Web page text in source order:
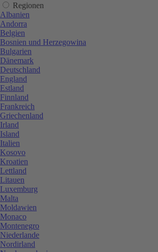
Regionen
Albanien
Andorra
Belgien
Bosnien und Herzegowina
Bulgarien
Dänemark
Deutschland
England
Estland
Finnland
Frankreich
Griechenland
Irland
Island
Italien
Kosovo
Kroatien
Lettland
Litauen
Luxemburg
Malta
Moldawien
Monaco
Montenegro
Niederlande
Nordirland